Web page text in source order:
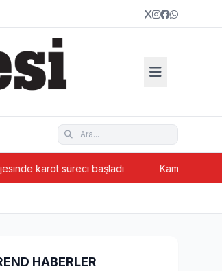
süreci başladı Kamyonun çarptığı yaşlı
HABERLER